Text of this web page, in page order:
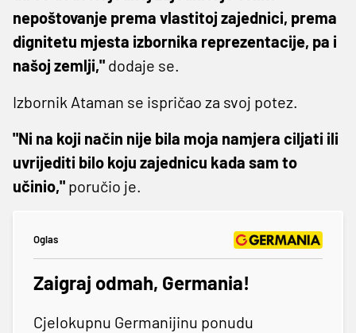
nepoštovanje prema vlastitoj zajednici, prema
dignitetu mjesta izbornika reprezentacije, pa i
našoj zemlji," dodaje se.
Izbornik Ataman se ispričao za svoj potez.
"Ni na koji način nije bila moja namjera ciljati ili
uvrijediti bilo koju zajednicu kada sam to
učinio," poručio je.
Oglas
Zaigraj odmah, Germania!
Cjelokupnu Germanijinu ponudu